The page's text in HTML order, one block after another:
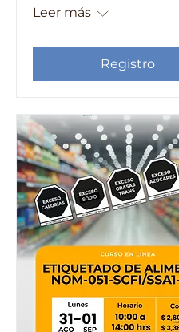
Leer más
Registro